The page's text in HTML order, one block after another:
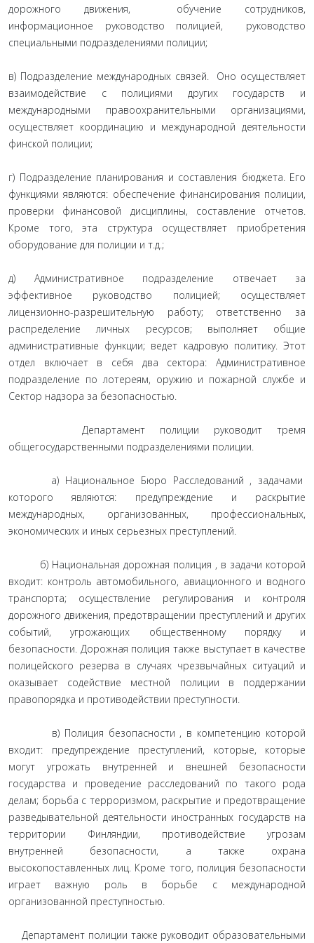
дорожного движения, обучение сотрудников,
информационное руководство полицией, руководство
специальными подразделениями полиции;
в) Подразделение международных связей. Оно осуществляет
взаимодействие с полициями других государств и
международными правоохранительными организациями,
осуществляет координацию и международной деятельности
финской полиции;
г) Подразделение планирования и составления бюджета. Его
функциями являются: обеспечение финансирования полиции,
проверки финансовой дисциплины, составление отчетов.
Кроме того, эта структура осуществляет приобретения
оборудование для полиции и т.д.;
д) Административное подразделение отвечает за
эффективное руководство полицией; осуществляет
лицензионно-разрешительную работу; ответственно за
распределение личных ресурсов; выполняет общие
административные функции; ведет кадровую политику. Этот
отдел включает в себя два сектора: Административное
подразделение по лотереям, оружию и пожарной службе и
Сектор надзора за безопасностью.
Департамент полиции руководит тремя
общегосударственными подразделениями полиции.
а) Национальное Бюро Расследований , задачами
которого являются: предупреждение и раскрытие
международных, организованных, профессиональных,
экономических и иных серьезных преступлений.
б) Национальная дорожная полиция , в задачи которой
входит: контроль автомобильного, авиационного и водного
транспорта; осуществление регулирования и контроля
дорожного движения, предотвращении преступлений и других
событий, угрожающих общественному порядку и
безопасности. Дорожная полиция также выступает в качестве
полицейского резерва в случаях чрезвычайных ситуаций и
оказывает содействие местной полиции в поддержании
правопорядка и противодействии преступности.
в) Полиция безопасности , в компетенцию которой
входит: предупреждение преступлений, которые, которые
могут угрожать внутренней и внешней безопасности
государства и проведение расследований по такого рода
делам; борьба с терроризмом, раскрытие и предотвращение
разведывательной деятельности иностранных государств на
территории Финляндии, противодействие угрозам
внутренней безопасности, а также охрана
высокопоставленных лиц. Кроме того, полиция безопасности
играет важную роль в борьбе с международной
организованной преступностью.
Департамент полиции также руководит образовательными